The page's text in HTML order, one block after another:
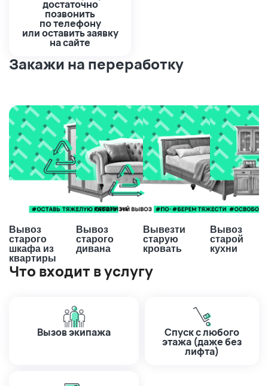
достаточно
позвонить
по телефону
или оставить заявку
на сайте
Закажи на переработку
Вывоз
старого
шкафа из
квартиры
Вывоз
старого
дивана
Вывезти
старую
кровать
Вывоз
старой
кухни
Что входит в услугу
Вызов экипажа Спуск с любого
этажа (даже без
лифта)